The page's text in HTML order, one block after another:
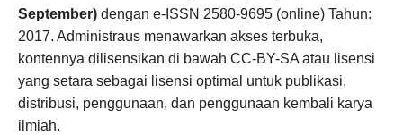
September)dengan e-ISSN 2580-9695 (online) Tahun:
2017. Administraus menawarkan akses terbuka,
kontennya dilisensikan di bawah CC-BY-SA atau lisensi
yang setara sebagai lisensi optimal untuk publikasi,
distribusi, penggunaan, dan penggunaan kembali karya
ilmiah.